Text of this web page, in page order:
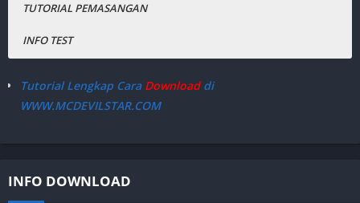
TUTORIAL PEMASANGAN
INFO TEST
Download Haikyu!! Tsunage! Itadaki no
Keshiki!! 3DS
CARA PASANG GAME 3DS di PC ( SOON )
Tutorial Lengkap CaraDownloaddi
WWW.MCDEVILSTAR.COM
INFO DOWNLOAD